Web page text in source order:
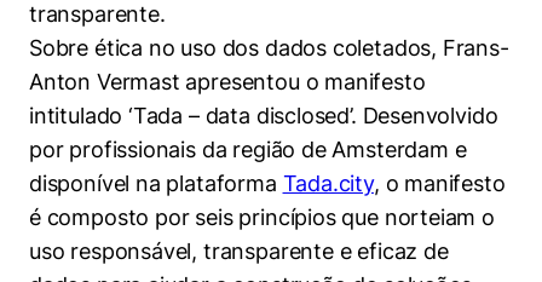
transparente.
Sobre ética no uso dos dados coletados, Frans-
Anton Vermast apresentou o manifesto
intitulado ‘Tada – data disclosed’. Desenvolvido
por profissionais da região de Amsterdam e
disponível na plataforma Tada.city, o manifesto
é composto por seis princípios que norteiam o
uso responsável, transparente e eficaz de